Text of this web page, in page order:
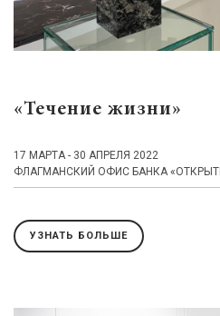
«Течение жизни»
17 МАРТА - 30 АПРЕЛЯ 2022
ФЛАГМАНСКИЙ ОФИС БАНКА
УЗНАТЬ БОЛЬШЕ